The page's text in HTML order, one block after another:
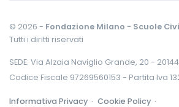
© 2026 - Fondazione Milano - Scuole
Tutti i diritti riservati
SEDE: Via Alzaia Naviglio Grande, 20 -
Codice Fiscale 97269560153 - Partita Iva
Informativa Privacy · Cookie Policy ·